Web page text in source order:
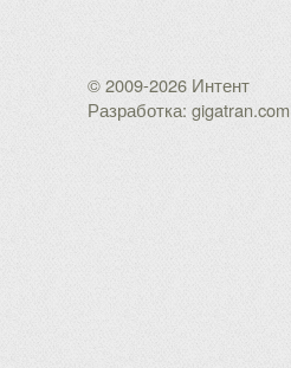
© 2009-2026 Интент
Разработка: gigatran.com